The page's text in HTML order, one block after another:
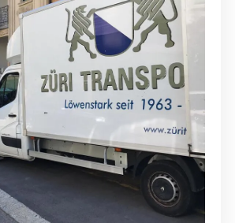
- Hervorragender